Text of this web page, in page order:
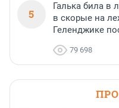
5
Галька била в
в скорые на
Геленджике
79 698